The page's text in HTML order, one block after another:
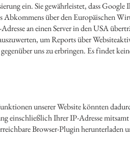
ein. Sie gewährleistet, dass Google
Abkommens über den Europäischen
an einen Server in den USA
um Reports über
uns zu erbringen. Es findet
unserer Website könnten
einschließlich Ihrer IP-Adresse
Browser-Plugin herunterladen